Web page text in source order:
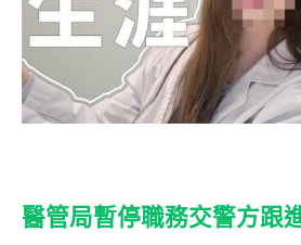
醫管局暫停職務交警方跟